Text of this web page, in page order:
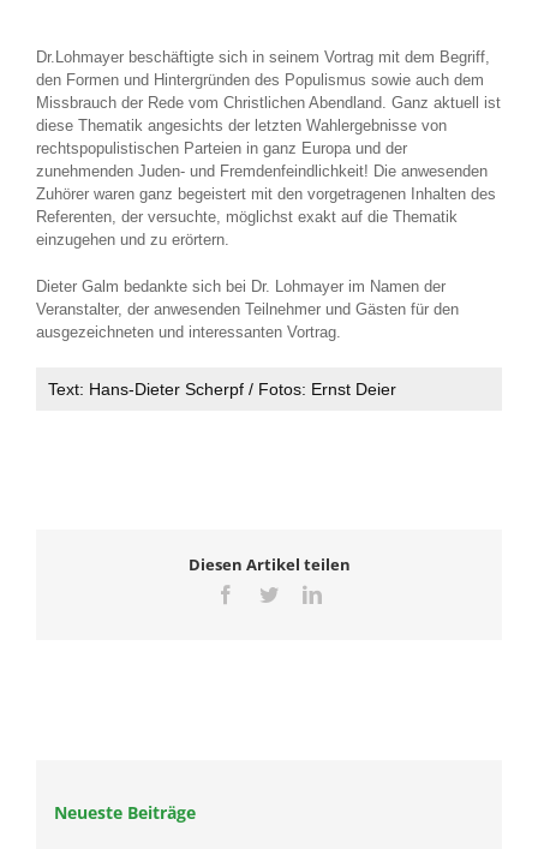
Dr.Lohmayer beschäftigte sich in seinem Vortrag mit dem Begriff,
den Formen und Hintergründen des Populismus sowie auch dem
Missbrauch der Rede vom Christlichen Abendland. Ganz aktuell ist
diese Thematik angesichts der letzten Wahlergebnisse von
rechtspopulistischen Parteien in ganz Europa und der
zunehmenden Juden- und Fremdenfeindlichkeit! Die anwesenden
Zuhörer waren ganz begeistert mit den vorgetragenen Inhalten des
Referenten, der versuchte, möglichst exakt auf die Thematik
einzugehen und zu erörtern.
Dieter Galm bedankte sich bei Dr. Lohmayer im Namen der
Veranstalter, der anwesenden Teilnehmer und Gästen für den
ausgezeichneten und interessanten Vortrag.
Text: Hans-Dieter Scherpf / Fotos: Ernst Deier
Diesen Artikel teilen
Facebook
TwitterLinkedIn
Neueste Beiträge